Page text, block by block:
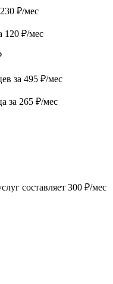
₽/мес
120 ₽/мес
за 495 ₽/мес
за 265 ₽/мес
составляет 300 ₽/мес